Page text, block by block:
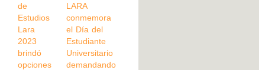
de
Estudios
Lara
2023
brindó
opciones
LARA
conmemora
el Día del
Estudiante
Universitario
demandando